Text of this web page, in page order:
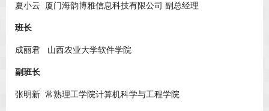
夏小云 厦门海韵博雅信息科技有限公司 副总经理
班长
成丽君 山西农业大学软件学院
副班长
张明新 常熟理工学院计算机科学与工程学院